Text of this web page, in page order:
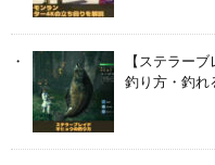
【ステラー
釣り方・釣れ